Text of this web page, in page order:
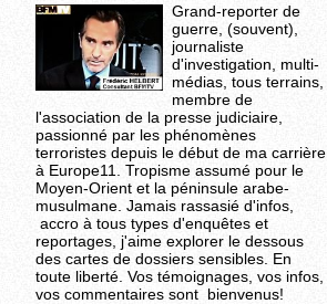
Grand-reporter de
guerre, (souvent),
journaliste
d'investigation, multi-
médias, tous terrains,
membre de
l'association de la presse judiciaire,
passionné par les phénomènes
terroristes depuis le début de ma carrière
à Europe11. Tropisme assumé pour le
Moyen-Orient et la péninsule arabe-
musulmane. Jamais rassasié d'infos,
accro à tous types d'enquêtes et
reportages, j'aime explorer le dessous
des cartes de dossiers sensibles. En
toute liberté. Vos témoignages, vos infos,
vos commentaires sont bienvenus!